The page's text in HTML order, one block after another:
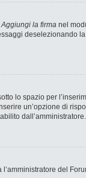
Aggiungi la firma nel
deselezionando
lo spazio per
un’opzione di
dall’amministratore.
del